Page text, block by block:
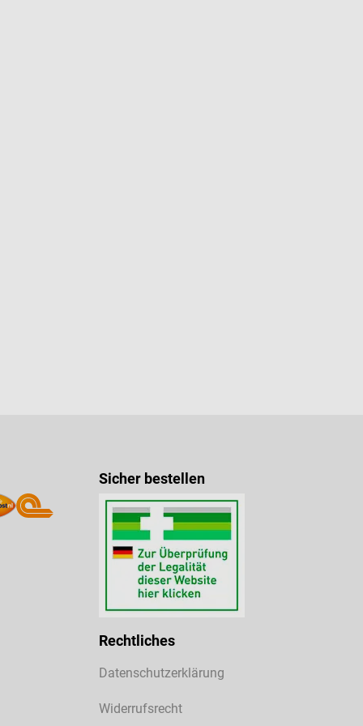
Sicher bestellen
Rechtliches
Datenschutzerklärung
Widerrufsrecht